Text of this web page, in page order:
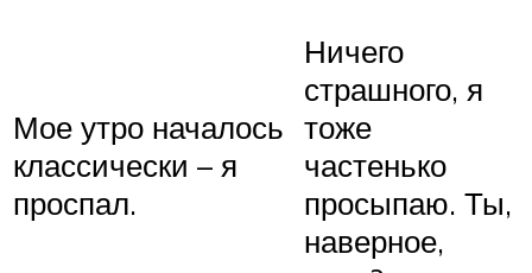
Мое утро началось
классически – я
проспал.
Ничего
страшного, я
тоже
частенько
просыпаю. Ты,
наверное,